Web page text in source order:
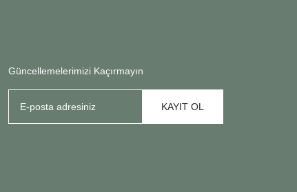
Güncellemelerimizi Kaçırmayın
KAYIT OL